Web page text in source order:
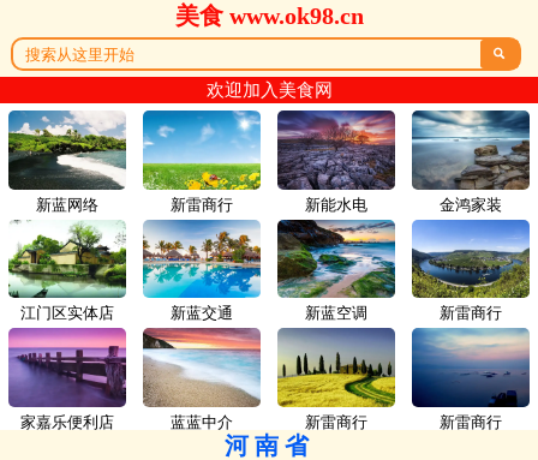
美食 www.ok98.cn

欢迎加入美食网
新蓝网络 新雷商行
江门区实体店 新蓝交通
家嘉乐便利店 蓝蓝中介
新能水电 金鸿家装
新蓝空调 新雷商行
新雷商行 新雷商行
河南省